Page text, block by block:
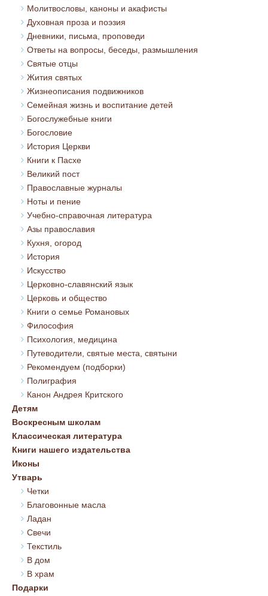
Молитвословы, каноны и акафисты
Духовная проза и поэзия
Дневники, письма, проповеди
Ответы на вопросы, беседы, размышления
Святые отцы
Жития святых
Жизнеописания подвижников
Семейная жизнь и воспитание детей
Богослужебные книги
Богословие
История Церкви
Книги к Пасхе
Великий пост
Православные журналы
Ноты и пение
Учебно-справочная литература
Азы православия
Кухня, огород
История
Искусство
Церковно-славянский язык
Церковь и общество
Книги о семье Романовых
Философия
Психология, медицина
Путеводители, святые места, святыни
Рекомендуем (подборки)
Полиграфия
Канон Андрея Критского
Детям
Воскресным школам
Классическая литература
Книги нашего издательства
Иконы
Утварь
Четки
Благовонные масла
Ладан
Свечи
Текстиль
В дом
В храм
Подарки